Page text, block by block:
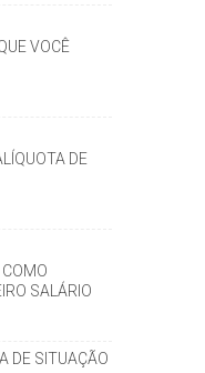
VOCÊ
DE
SALÁRIO
DE SITUAÇÃO